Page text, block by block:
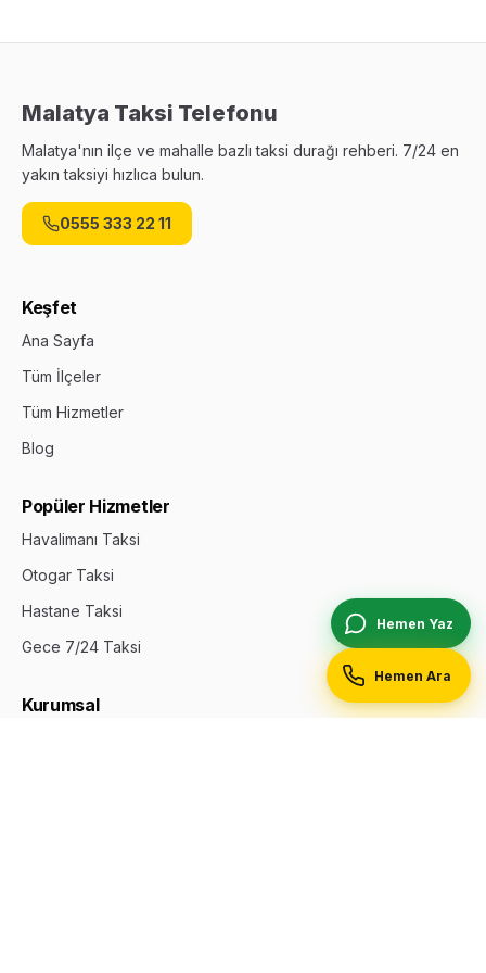
Malatya Taksi Telefonu
Malatya'nın ilçe ve mahalle bazlı taksi durağı rehberi. 7/24 en
yakın taksiyi hızlıca bulun.
0555 333 22 11
Keşfet
Ana Sayfa
Tüm İlçeler
Tüm Hizmetler
Blog
Popüler Hizmetler
Havalimanı Taksi
Otogar Taksi
Hastane Taksi
Gece 7/24 Taksi
Kurumsal
Hemen Yaz
Hemen Ara